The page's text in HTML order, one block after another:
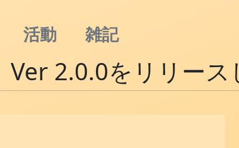
活動 雑記
2.0.0をリリース